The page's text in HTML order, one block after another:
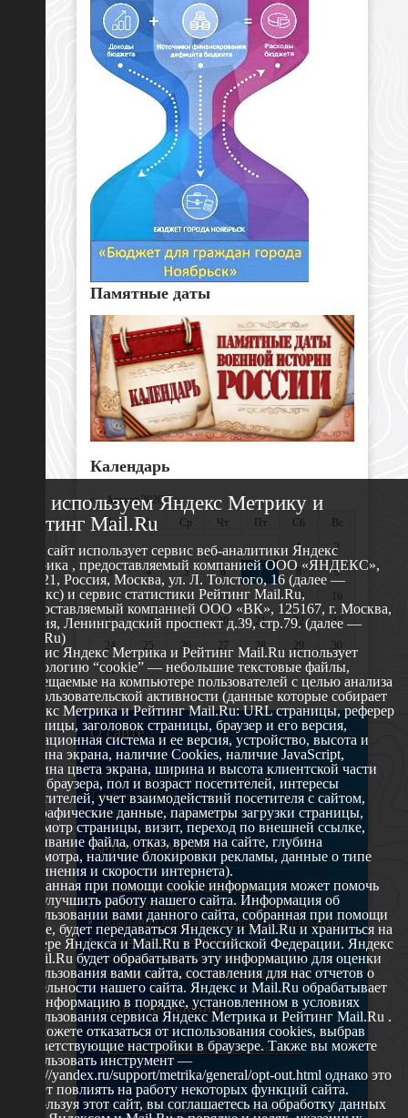
Памятные даты
Календарь
«Август 2026 »
Пн
Вт Ср Чт Пт Сб
Вс
1
2
3
4 5 6 7 8
9
10
11 12 13 14 15
16
17
18 19 20 21 22
23
24
25 26 27 28 29
30
31
О сайте
629802 г. Ноябрьск, ул. Республики, 49
Телефон: +7 (3496) 35-37-49
E-mail: udsm@noyabrsk.yanao.ru
Другие ресурсы
Администрация города Ноябрьска
Департамент образования города Ноябрьска
Департамент молодежной политики и туризма ЯНАО
Окружной молодежный центр
Федеральное агенство по делам молодежи
Туристско-информационный центр Ноябрьска
Наши учреждения
МАУ МП МЦ "Школа Ямолод. Ноябрьск"
©2005 – 2026, Официальный сайт управления
Мы используем Яндекс Метрику и
Рейтинг Mail.Ru
Этот сайт использует сервис веб-аналитики Яндекс
Метрика , предоставляемый компанией ООО «ЯНДЕКС»,
119021, Россия, Москва, ул. Л. Толстого, 16 (далее —
Яндекс) и сервис статистики Рейтинг Mail.Ru,
предоставляемый компанией ООО «ВК», 125167, г. Москва,
Россия, Ленинградский проспект д.39, стр.79. (далее —
Mail.Ru)
Сервис Яндекс Метрика и Рейтинг Mail.Ru использует
технологию “cookie” — небольшие текстовые файлы,
размещаемые на компьютере пользователей с целью анализа
их пользовательской активности (данные которые собирает
Яндекс Метрика и Рейтинг Mail.Ru: URL страницы, реферер
страницы, заголовок страницы, браузер и его версия,
операционная система и ее версия, устройство, высота и
ширина экрана, наличие Cookies, наличие JavaScript,
глубина цвета экрана, ширина и высота клиентской части
окна браузера, пол и возраст посетителей, интересы
посетителей, учет взаимодействий посетителя с сайтом,
географические данные, параметры загрузки страницы,
просмотр страницы, визит, переход по внешней ссылке,
cкачивание файла, отказ, время на сайте, глубина
просмотра, наличие блокировки рекламы, данные о типе
соединения и скорости интернета).
Собранная при помощи cookie информация может помочь
нам улучшить работу нашего сайта. Информация об
использовании вами данного сайта, собранная при помощи
cookie, будет передаваться Яндексу и Mail.Ru и храниться на
сервере Яндекса и Mail.Ru в Российской Федерации. Яндекс
и Mail.Ru будет обрабатывать эту информацию для оценки
использования вами сайта, составления для нас отчетов о
деятельности нашего сайта. Яндекс и Mail.Ru обрабатывает
эту информацию в порядке, установленном в условиях
использования сервиса Яндекс Метрика и Рейтинг Mail.Ru .
Вы можете отказаться от использования cookies, выбрав
соответствующие настройки в браузере. Также вы можете
использовать инструмент —
https://yandex.ru/support/metrika/general/opt-out.html однако это
может повлиять на работу некоторых функций сайта.
Используя этот сайт, вы соглашаетесь на обработку данных